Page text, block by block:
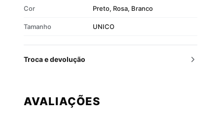
Cor Preto, Rosa, Branco
Tamanho UNICO
Troca e devolução
AVALIAÇÕES